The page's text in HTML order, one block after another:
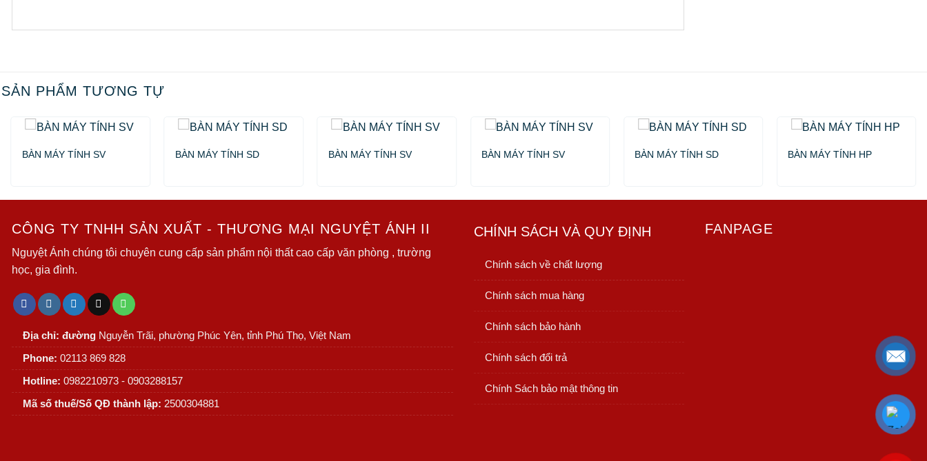
SẢN PHẨM TƯƠNG TỰ
BÀN MÁY TÍNH SV BÀN MÁY TÍNH SD BÀN MÁY TÍNH SV BÀN MÁY TÍNH SV BÀN MÁY TÍNH SD BÀN MÁY TÍNH HP
CÔNG TY TNHH SẢN XUẤT - THƯƠNG MẠI NGUYỆT ÁNH II
Nguyệt Ánh chúng tôi chuyên cung cấp sản phẩm nội thất cao cấp văn phòng , trường
học, gia đình.
Địa chỉ: đường Nguyễn Trãi, phường Phúc Yên, tỉnh Phú Thọ, Việt Nam
Phone: 02113 869 828
Hotline: 0982210973 - 0903288157
Mã số thuế/Số QĐ thành lập: 2500304881
CHÍNH SÁCH VÀ QUY ĐỊNH
Chính sách về chất lượng
Chính sách mua hàng
Chính sách bảo hành
Chính sách đổi trả
Chính Sách bảo mật thông tin
FANPAGE